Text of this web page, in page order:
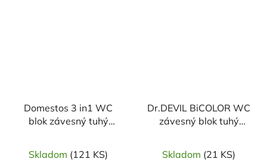
Domestos 3 in1 WC
blok závesný tuhý
Skladom (121 KS)
Dr.DEVIL BiCOLOR WC
závesný blok tuhý
Skladom (21 KS)